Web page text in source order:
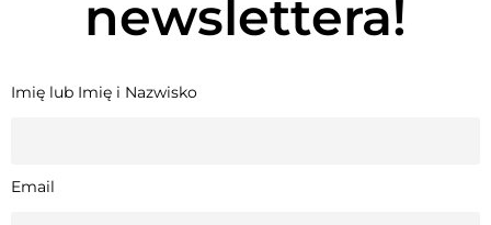
newslettera!
Imię lub Imię i Nazwisko
Email